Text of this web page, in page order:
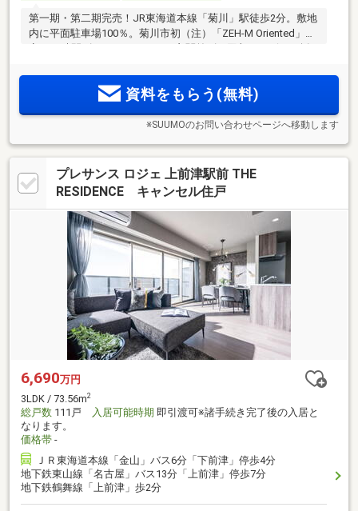
第一期・第二期完売！JR東海道本線「菊川」駅徒歩2分。敷地
内に平面駐車場100％。菊川市初（注）「ZEH-M Oriented」認
多彩なプラン。地上14階建て・全55邸の次世代レジデンス
「プレイズ菊川駅前」誕生。資料をもらう(無料)
※SUUMOのお問い合わせページへ移動します
プレサンス ロジェ 上前津駅前 THE
RESIDENCE キャンセル住戸
6,690万円
3LDK / 73.56m2
総戸数 111戸 入居可能時期 即引渡可※諸手続き完了後の入居と
なります。
価格帯 -
ＪＲ東海道本線「金山」バス6分「下前津」停歩4分
地下鉄東山線「名古屋」バス13分「上前津」停歩7分
地下鉄鶴舞線「上前津」歩2分